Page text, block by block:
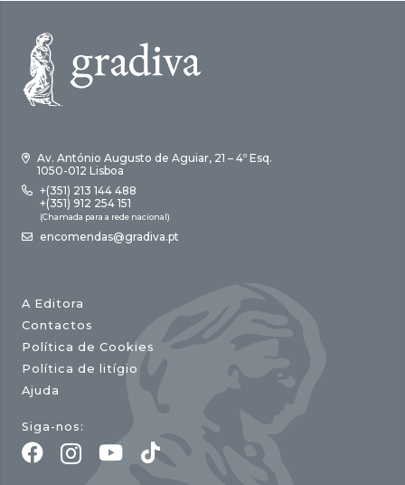
Av. António Augusto de Aguiar, 21 – 4º Esq.
1050-012 Lisboa
+(351) 213 144 488
+(351) 912 254 151
(Chamada para a rede nacional)
encomendas@gradiva.pt
A Editora
Contactos
Política de Cookies
Política de litígio
Ajuda
Siga-nos: